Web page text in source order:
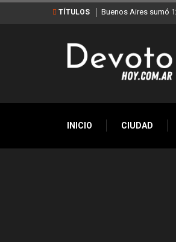
TÍTULOS Buenos Aires sumó
INICIO CIUDAD